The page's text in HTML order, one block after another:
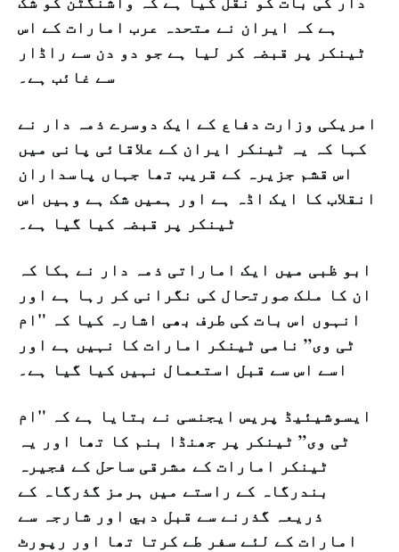
ہے کہ ایران نے متحدہ عرب امارات کے اس
ٹینکر پر قبضہ کر لیا ہے جو دو دن سے راڈار
سے غائب ہے۔
امریکی وزارت دفاع کے ایک دوسرے ذمہ دار نے
کہا کہ یہ ٹینکر ایران کے علاقائی پانی میں
اس قشم جزیرہ کے قریب تھا جہاں پاسداران
انقلاب کا ایک اڈہ ہے اور ہمیں شک ہے وہیں اس
ٹینکر پر قبضہ کیا گیا ہے۔
ابو ظبی میں ایک اماراتی ذمہ دار نے ہکا کہ
ان کا ملک صورتحال کی نگرانی کر رہا ہے اور
انہوں اس بات کی طرف بھی اشارہ کیا کہ "ام
ٹی وی” نامی ٹینکر امارات کا نہیں ہے اور
اسے اس سے قبل استعمال نہیں کیا گیا ہے۔
ایسوشیئیڈ پریس ایجنسی نے بتایا ہے کہ "ام
ٹی وی” ٹینکر پر جھنڈا بنم کا تھا اور یہ
ٹینکر امارات کے مشرقی ساحل کے فجیرہ
بندرگاہ کے راستے میں ہرمز گذرگاہ کے
ذریعہ گذرنے سے قبل دبي اور شارجہ سے
امارات کے لئے سفر طے کرتا تھا اور رپورٹ